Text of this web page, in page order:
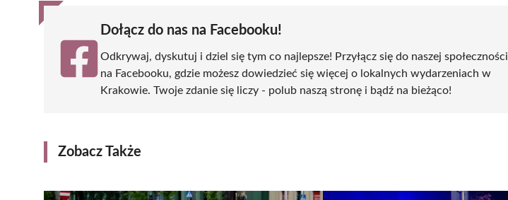
Dołącz do nas na Facebooku!
Odkrywaj, dyskutuj i dziel się tym co najlepsze! Przyłącz się do naszej społeczności
na Facebooku, gdzie możesz dowiedzieć się więcej o lokalnych wydarzeniach w
Krakowie. Twoje zdanie się liczy - polub naszą stronę i bądź na bieżąco!
Zobacz Także